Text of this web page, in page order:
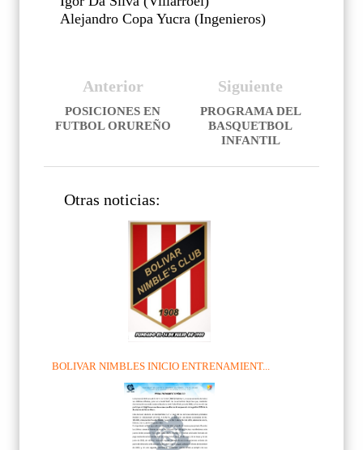
Alejandro Copa Yucra (Ingenieros)
Siguiente
PROGRAMA DEL
BASQUETBOL
INFANTIL
Anterior
POSICIONES EN
FUTBOL ORUREÑO
Otras noticias:
BOLIVAR NIMBLES INICIO ENTRENAMIENT...